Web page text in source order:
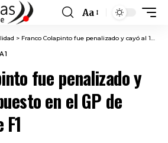
Font
Resizer
Aa
> Franco Colapinto fue penalizado y cayó al 10° puesto en el GP de Barcelona de F1
1
fue penalizado y
en el GP de